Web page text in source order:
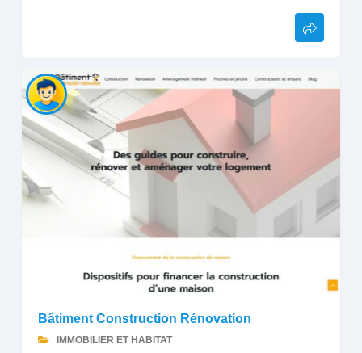
Bâtiment Construction Rénovation
IMMOBILIER ET HABITAT